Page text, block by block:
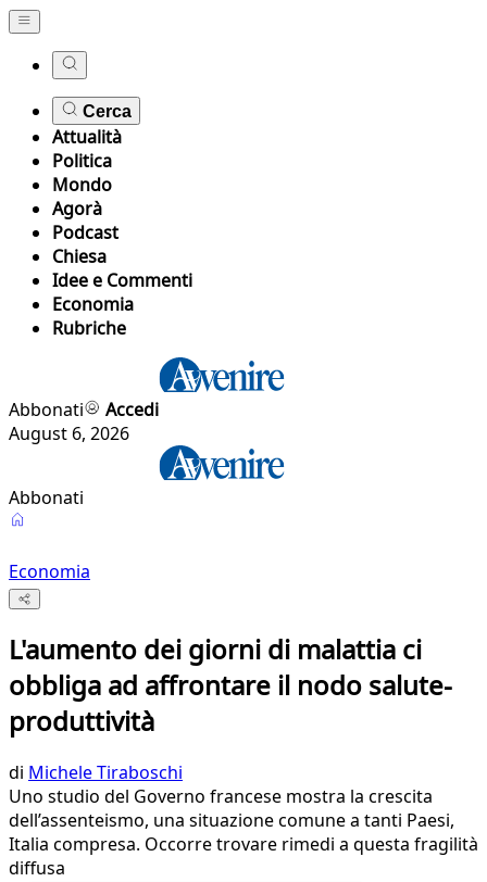
Cerca
Attualità
Politica
Mondo
Agorà
Podcast
Chiesa
Idee e Commenti
Economia
Rubriche
Abbonati
Accedi
August 6, 2026
Abbonati
Economia
L'aumento dei giorni di malattia ci
obbliga ad affrontare il nodo salute-
produttività
di Michele Tiraboschi
Uno studio del Governo francese mostra la crescita
dell’assenteismo, una situazione comune a tanti Paesi,
Italia compresa. Occorre trovare rimedi a questa fragilità
diffusa